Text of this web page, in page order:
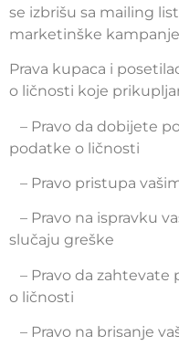
se izbrišu sa mailing
marketinške
Prava kupaca i
o ličnosti koje
– Pravo da dobijete
podatke o ličnosti
– Pravo pristupa
– Pravo na ispravku
slučaju greške
– Pravo da zahtevate
o ličnosti
– Pravo na brisanje